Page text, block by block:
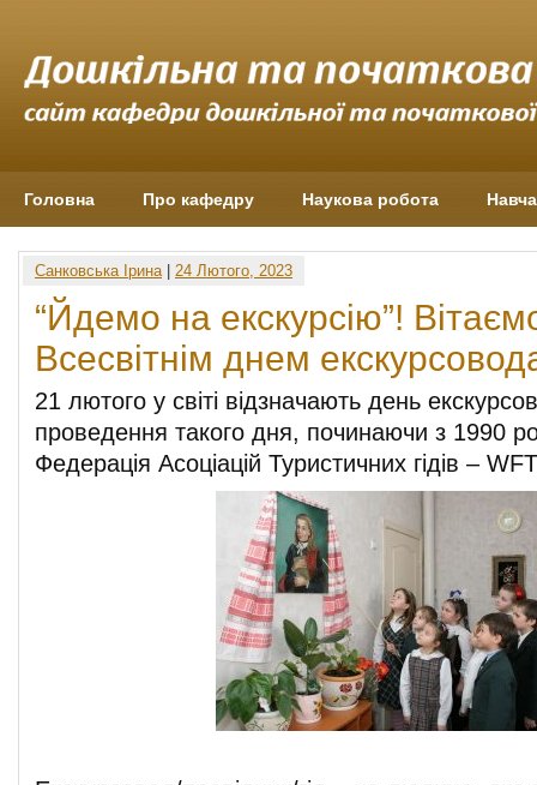
Головна Про кафедру Наукова робота
Санковська Ірина| 24 Лютого, 2023
“Йдемо на екскурсію”!
Всесвітнім днем
21 лютого у світі відзначають день
проведення такого дня, починаючи з 1990
Федерація Асоціацій Туристичних гідів –